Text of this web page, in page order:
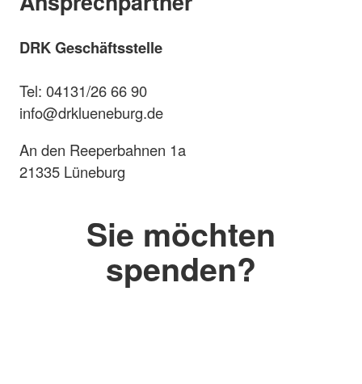
DRK Geschäftsstelle
Tel: 04131/26 66 90
info@drklueneburg.de
An den Reeperbahnen 1a
21335 Lüneburg
Sie möchten
spenden?